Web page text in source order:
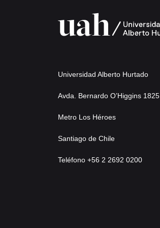
Universidad Alberto Hurtado
Avda. Bernardo O’Higgins 1825
Metro Los Héroes
Santiago de Chile
Teléfono +56 2 2692 0200